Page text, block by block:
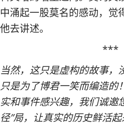
中涌起一股莫名的感动，觉
他去讲述。
***
当然，这只是虚构的故事
只是为了博君一笑而编造的
实和事件感兴趣，我们诚
径”局，让真实的历史鲜活起